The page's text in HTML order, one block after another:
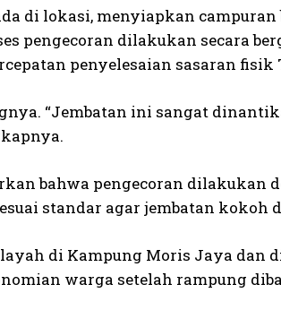
di lokasi, menyiapkan
pengecoran dilakukan secara
penyelesaian sasaran fisik
“Jembatan ini sangat
bahwa pengecoran dilakukan
standar agar jembatan kokoh
di Kampung Moris Jaya dan
warga setelah rampung